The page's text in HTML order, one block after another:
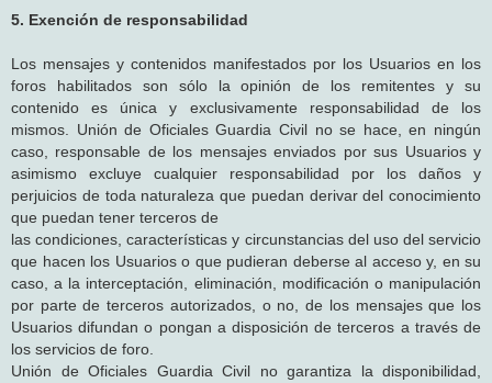
5. Exención de responsabilidad
Los mensajes y contenidos manifestados por los Usuarios en los
foros habilitados son sólo la opinión de los remitentes y su
contenido es única y exclusivamente responsabilidad de los
mismos. Unión de Oficiales Guardia Civil no se hace, en ningún
caso, responsable de los mensajes enviados por sus Usuarios y
asimismo excluye cualquier responsabilidad por los daños y
perjuicios de toda naturaleza que puedan derivar del conocimiento
que puedan tener terceros de
las condiciones, características y circunstancias del uso del servicio
que hacen los Usuarios o que pudieran deberse al acceso y, en su
caso, a la interceptación, eliminación, modificación o manipulación
por parte de terceros autorizados, o no, de los mensajes que los
Usuarios difundan o pongan a disposición de terceros a través de
los servicios de foro.
Unión de Oficiales Guardia Civil no garantiza la disponibilidad,